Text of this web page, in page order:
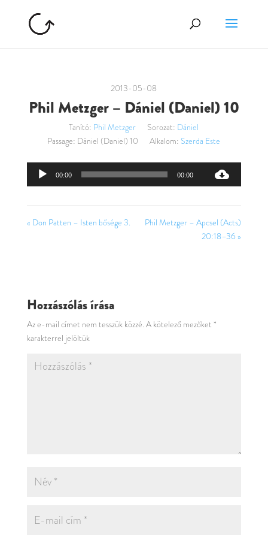
2013-05-08
Phil Metzger – Dániel (Daniel) 10
Tanító: Phil Metzger Sorozat: Dániel
Passage: Dániel (Daniel) 10 Alkalom: Szerda Este
Audió
00:00 00:00
« Don Patten – Isten bősége 3.
Phil Metzger – Apcsel (Acts)
20:18–36 »
Hozzászólás írása
Az e-mail címet nem tesszük közzé. A kötelező mezőket *
karakterrel jelöltük